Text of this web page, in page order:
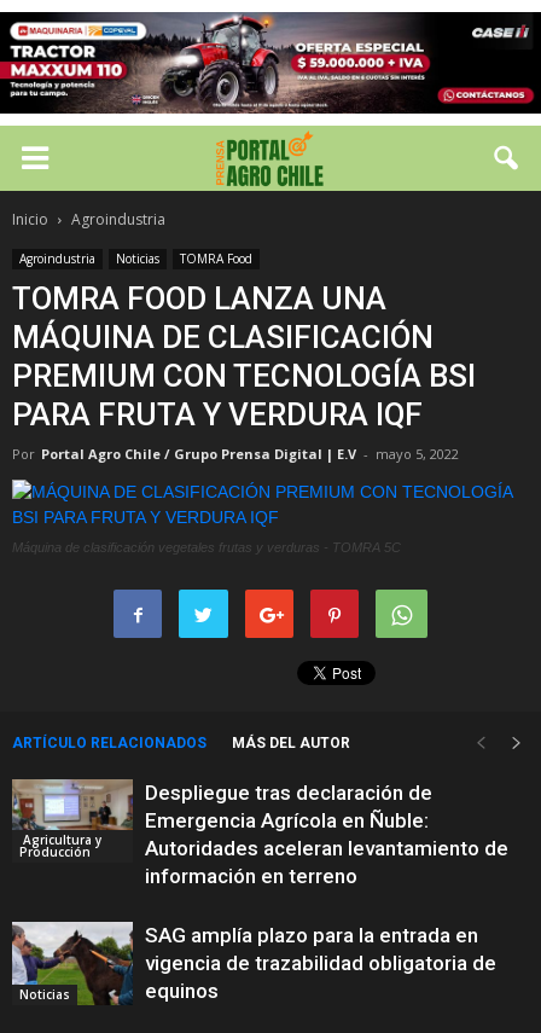
Inicio Agroindustria
Agroindustria Noticias TOMRA Food
TOMRA FOOD LANZA UNA
MÁQUINA DE CLASIFICACIÓN
PREMIUM CON TECNOLOGÍA BSI
PARA FRUTA Y VERDURA IQF
Por Portal Agro Chile / Grupo Prensa Digital | E.V - mayo 5, 2022
Máquina de clasificación vegetales frutas y verduras - TOMRA 5C
ARTÍCULO RELACIONADOS MÁS DEL AUTOR
Agricultura y
Producción
Despliegue tras declaración de
Emergencia Agrícola en Ñuble:
Autoridades aceleran levantamiento de
información en terreno
Noticias
SAG amplía plazo para la entrada en
vigencia de trazabilidad obligatoria de
equinos